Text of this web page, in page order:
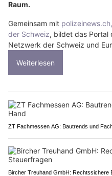
Raum.
Gemeinsam mit
der Schweiz, bildet das Portal
Netzwerk der Schweiz und
Weiterlesen
ZT Fachmessen AG: Bautrends und
Bircher Treuhand GmbH: Rechtssichere